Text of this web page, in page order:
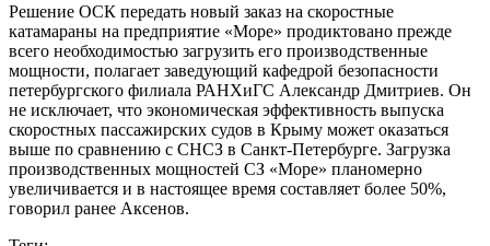
Решение ОСК передать новый заказ на скоростные
катамараны на предприятие «Море» продиктовано прежде
всего необходимостью загрузить его производственные
мощности, полагает заведующий кафедрой безопасности
петербургского филиала РАНХиГС Александр Дмитриев. Он
не исключает, что экономическая эффективность выпуска
скоростных пассажирских судов в Крыму может оказаться
выше по сравнению с СНСЗ в Санкт-Петербурге. Загрузка
производственных мощностей СЗ «Море» планомерно
увеличивается и в настоящее время составляет более 50%,
говорил ранее Аксенов.